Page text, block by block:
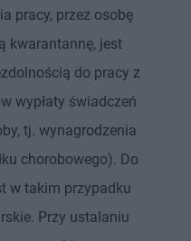
pracy, przez osobę
kwarantannę, jest
do pracy z
wypłaty świadczeń
tj. wynagrodzenia
chorobowego). Do
w takim przypadku
Przy ustalaniu